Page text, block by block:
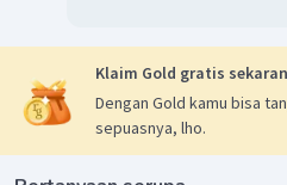
Klaim Gold gratis
Dengan Gold kamu bisa
sepuasnya, lho.